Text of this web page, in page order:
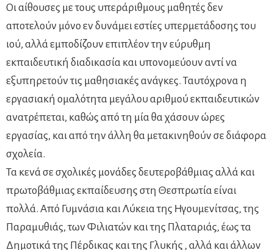
Οι αίθουσες με τους υπεράριθμους μαθητές δεν
αποτελούν μόνο εν δυνάμει εστίες υπερμετάδοσης του
ιού, αλλά εμποδίζουν επιπλέον την εύρυθμη
εκπαιδευτική διαδικασία και υπονομεύουν αντί να
εξυπηρετούν τις μαθησιακές ανάγκες. Ταυτόχρονα η
εργασιακή ομαλότητα μεγάλου αριθμού εκπαιδευτικών
ανατρέπεται, καθώς από τη μία θα χάσουν ώρες
εργασίας, και από την άλλη θα μετακινηθούν σε διάφορα
σχολεία.
Τα κενά σε σχολικές μονάδες δευτεροβάθμιας αλλά και
πρωτοβάθμιας εκπαίδευσης στη Θεσπρωτία είναι
πολλά. Από Γυμνάσια και Λύκεια της Ηγουμενίτσας, της
Παραμυθιάς, των Φιλιατών και της Πλαταριάς, έως τα
Δημοτικά της Πέρδικας και της Γλυκής , αλλά και άλλων